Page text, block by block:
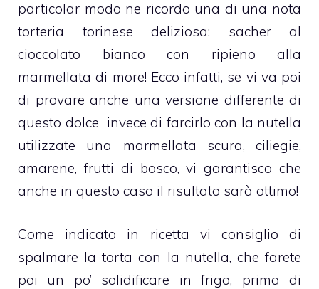
particolar modo ne ricordo una di una nota
torteria torinese deliziosa: sacher al
cioccolato bianco con ripieno alla
marmellata di more! Ecco infatti, se vi va poi
di provare anche una versione differente di
questo dolce invece di farcirlo con la nutella
utilizzate una marmellata scura, ciliegie,
amarene, frutti di bosco, vi garantisco che
anche in questo caso il risultato sarà ottimo!
Come indicato in ricetta vi consiglio di
spalmare la torta con la nutella, che farete
poi un po’ solidificare in frigo, prima di